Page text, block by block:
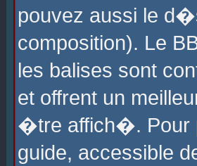
pouvez aussi le
composition). Le
les balises sont
et offrent un
�tre affich�. Pour
guide, accessible